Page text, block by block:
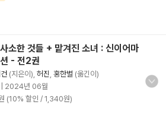
소한 것들 + 맡겨진 소녀 : 신이어마
- 전2권
(지은이), 허진 홍한별 (옮긴이)
2024년 06월
(10% 할인 / 1,340원)